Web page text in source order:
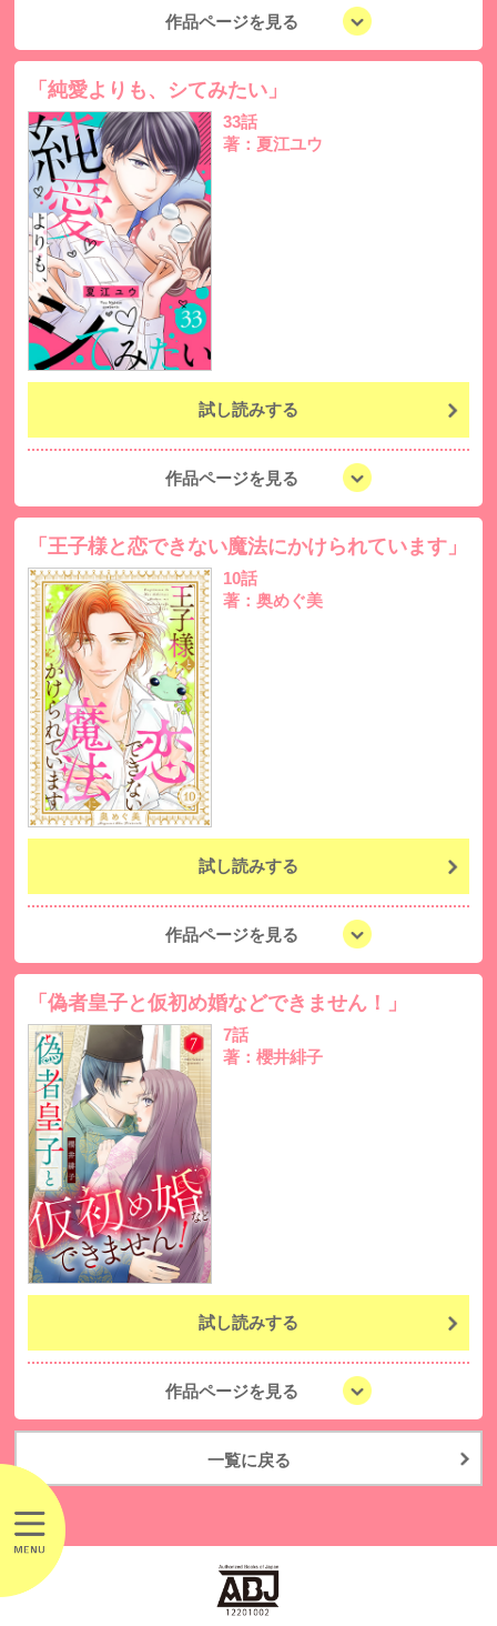
作品ページを見る
「純愛よりも、シてみたい」
33話
著：夏江ユウ
試し読みする
作品ページを見る
「王子様と恋できない魔法にかけられています」
10話
著：奥めぐ美
試し読みする
作品ページを見る
「偽者皇子と仮初め婚などできません！」
7話
著：櫻井緋子
試し読みする
作品ページを見る
一覧に戻る